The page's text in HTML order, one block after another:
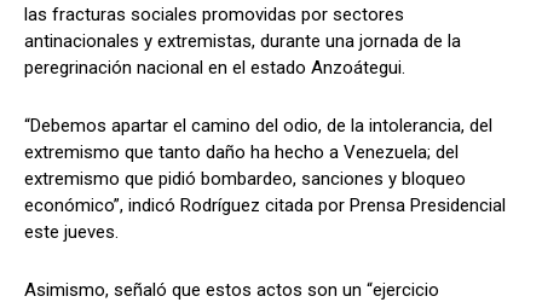
las fracturas sociales promovidas por sectores
antinacionales y extremistas, durante una jornada de la
peregrinación nacional en el estado Anzoátegui.
“Debemos apartar el camino del odio, de la intolerancia, del
extremismo que tanto daño ha hecho a Venezuela; del
extremismo que pidió bombardeo, sanciones y bloqueo
económico”, indicó Rodríguez citada por Prensa Presidencial
este jueves.
Asimismo, señaló que estos actos son un “ejercicio